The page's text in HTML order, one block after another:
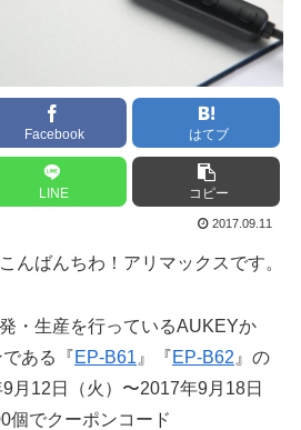
Facebook はてブ
LINE コピー
2017.09.11
んばんちわ！アリマックスです。
・生産を行っているAUKEYか
ある『EP-B61 』『EP-B62 』の
月12日（火）〜2017年9月18日
個でクーポンコード